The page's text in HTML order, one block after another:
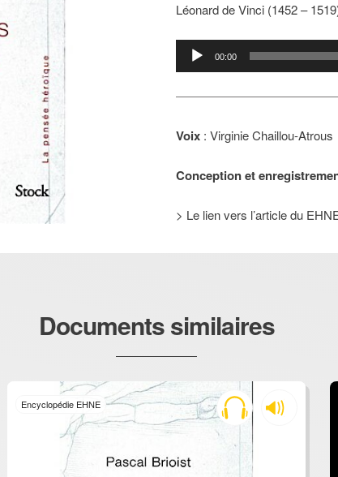
Léonard de Vinci (1452 –
Lecteur
00:00
Voix : Virginie Chaillou-Atrous
Conception et
> Le lien vers l’article du
Documents similaires
Encyclopédie EHNE